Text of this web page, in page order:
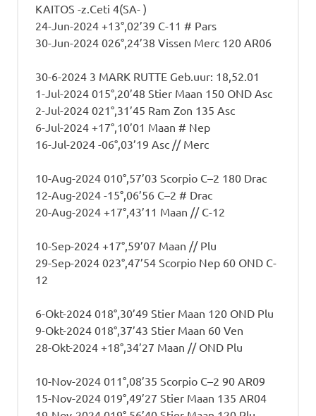
KAITOS -z.Ceti 4(SA- )
24-Jun-2024 +13°,02’39 C-11 # Pars
30-Jun-2024 026°,24’38 Vissen Merc 120 AR06
30-6-2024 3 MARK RUTTE Geb.uur: 18,52.01
1-Jul-2024 015°,20’48 Stier Maan 150 OND Asc
2-Jul-2024 021°,31’45 Ram Zon 135 Asc
6-Jul-2024 +17°,10’01 Maan # Nep
16-Jul-2024 -06°,03’19 Asc // Merc
10-Aug-2024 010°,57’03 Scorpio C–2 180 Drac
12-Aug-2024 -15°,06’56 C–2 # Drac
20-Aug-2024 +17°,43’11 Maan // C-12
10-Sep-2024 +17°,59’07 Maan // Plu
29-Sep-2024 023°,47’54 Scorpio Nep 60 OND C-
12
6-Okt-2024 018°,30’49 Stier Maan 120 OND Plu
9-Okt-2024 018°,37’43 Stier Maan 60 Ven
28-Okt-2024 +18°,34’27 Maan // OND Plu
10-Nov-2024 011°,08’35 Scorpio C–2 90 AR09
15-Nov-2024 019°,49’27 Stier Maan 135 AR04